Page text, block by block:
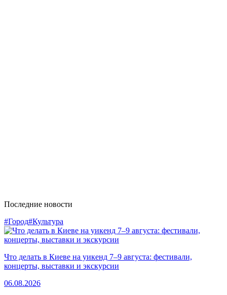
Последние новости
#Город#Культура
Что делать в Киеве на уикенд 7–9 августа: фестивали,
концерты, выставки и экскурсии
06.08.2026